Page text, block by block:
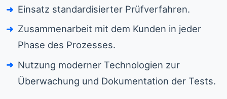
Einsatz standardisierter Prüfverfahren.
Zusammenarbeit mit dem Kunden in jeder
Phase des Prozesses.
Nutzung moderner Technologien zur
Überwachung und Dokumentation der Tests.